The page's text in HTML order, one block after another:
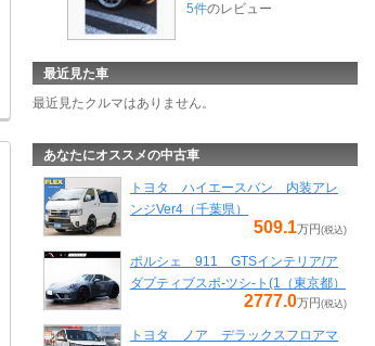
5件のレビュー
最近見た車
最近見たクルマはありません。
あなたにオススメの中古車
トヨタ ハイエースバン 内装アレ
ンジVer4（千葉県）
509.1万円(税込)
ポルシェ 911 GTSインテリア/ア
ダプティブスポ-ツシ-ト(1（東京都）
2777.0万円(税込)
トヨタ ノア デラックスフロアマ